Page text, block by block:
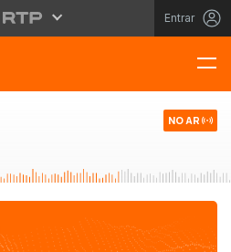
Entrar
NO AR